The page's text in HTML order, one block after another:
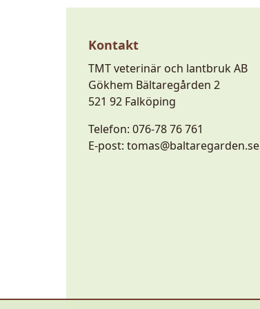
Kontakt
TMT veterinär och lantbruk AB
Gökhem Bältaregården 2
521 92 Falköping
Telefon: 076-78 76 761
E-post: tomas@baltaregarden.se